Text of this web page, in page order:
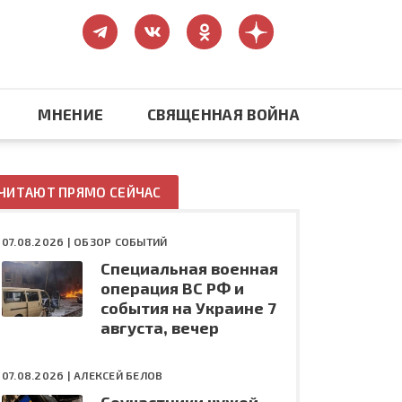
Конфликт на Украине
МНЕНИЕ СВЯЩЕННАЯ ВОЙНА
ПРЯМО СЕЙЧАС
07.08.2026 | ОБЗОР СОБЫТИЙ
Специальная военная
операция ВС РФ и
события на Украине 7
августа, вечер
07.08.2026 |АЛЕКСЕЙ БЕЛОВ